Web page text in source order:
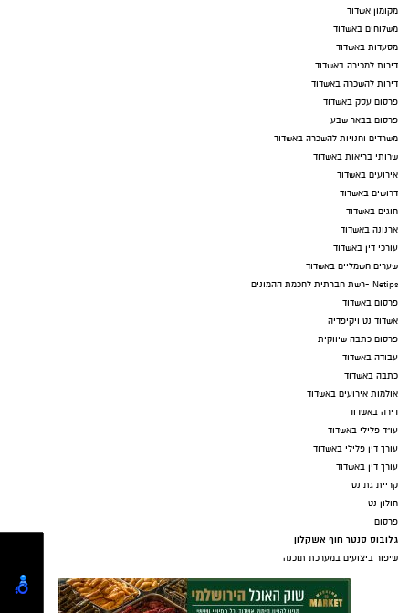
מקומון אשדוד
משלוחים באשדוד
מסעדות באשדוד
דירות למכירה באשדוד
דירות להשכרה באשדוד
פרסום עסק באשדוד
פרסום בבאר שבע
משרדים וחנויות להשכרה באשדוד
שרותי בריאות באשדוד
אירועים באשדוד
דרושים באשדוד
חוגים באשדוד
ארנונה באשדוד
עורכי דין באשדוד
שערים חשמליים באשדוד
Netips -רשת חברתית לחכמת ההמונים
פרסום באשדוד
אשדוד נט ויקיפדיה
פרסום כתבה שיווקית
עבודה באשדוד
כתבה באשדוד
אולמות אירועים באשדוד
דירה באשדוד
עו"ד פלילי באשדוד
עורך דין פלילי באשדוד
עורך דין באשדוד
קריית גת נט
חולון נט
פרסום
גלובוס סנטר חוף אשקלון
שיפור ביצועים במערכת תוכנה